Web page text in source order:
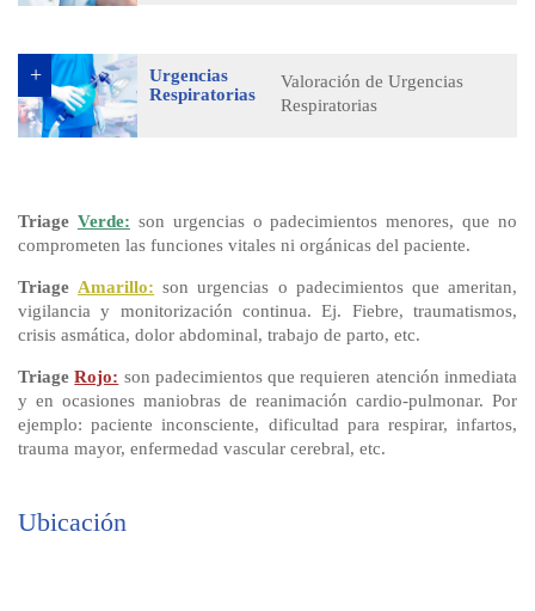
Urgencias
Respiratorias
Valoración de Urgencias
Respiratorias
Triage Verde: son urgencias o padecimientos menores, que no
comprometen las funciones vitales ni orgánicas del paciente.
Triage Amarillo: son urgencias o padecimientos que ameritan,
vigilancia y monitorización continua. Ej. Fiebre, traumatismos,
crisis asmática, dolor abdominal, trabajo de parto, etc.
Triage Rojo: son padecimientos que requieren atención inmediata
y en ocasiones maniobras de reanimación cardio-pulmonar. Por
ejemplo: paciente inconsciente, dificultad para respirar, infartos,
trauma mayor, enfermedad vascular cerebral, etc.
Ubicación